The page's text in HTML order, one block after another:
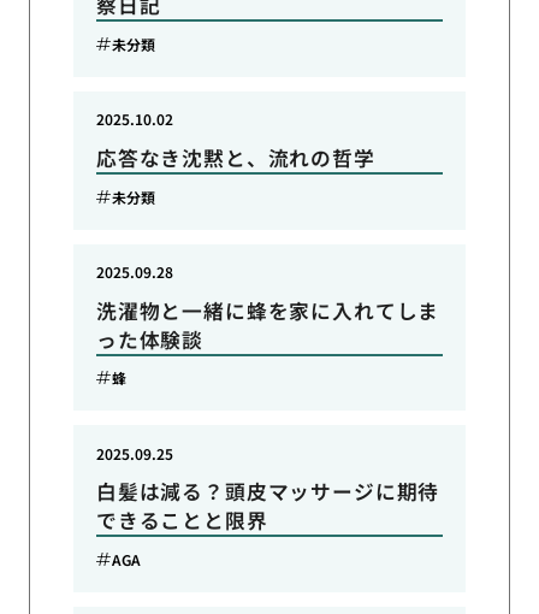
未分類
応答なき沈黙と、流れの哲学
2025.10.02
未分類
洗濯物と一緒に蜂を家に入れてしま
った体験談
2025.09.28
蜂
白髪は減る？頭皮マッサージに期待
できることと限界
2025.09.25
AGA